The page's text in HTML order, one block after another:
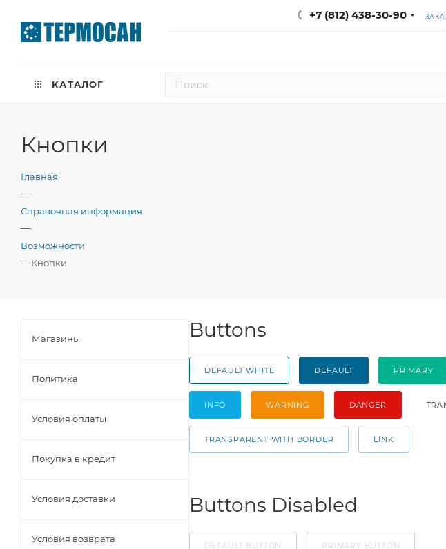
+7 (812) 438-30-90
КАТАЛОГ
Кнопки
Главная
—
Справочная информация
—
Возможности
—Кнопки
Buttons
DEFAULT WHITE DEFAULT PRIMARY
INFO WARNING DANGER
TRANSPARENT WITH BORDER LINK
Buttons Disabled
DEFAULT BUTTON PRIMARY BUTTON
Магазины
Политика
Условия оплаты
Покупка в кредит
Условия доставки
Условия возврата